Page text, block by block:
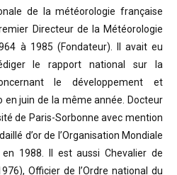
de la météorologie française
Directeur de la Météorologie
à 1985 (Fondateur). Il avait eu
le rapport national sur la
le développement et
en juin de la même année.
Docteur
de Paris-Sorbonne avec mention
d’or de l’Organisation Mondiale
1988. Il est aussi Chevalier de
Officier de l’Ordre national du